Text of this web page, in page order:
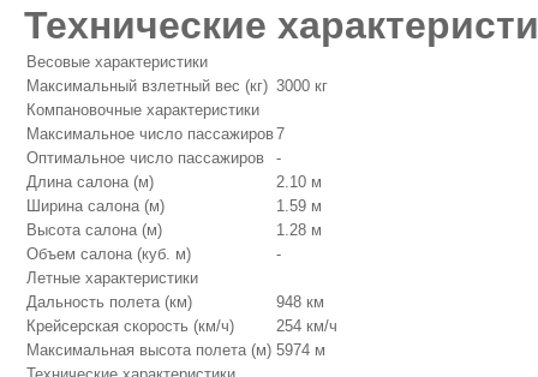
Технические
Весовые характеристики
Максимальный взлетный вес (кг) 3000 кг
Компановочные характеристики
Максимальное число пассажиров7
Оптимальное число пассажиров
-
Длина салона (м)
2.10 м
Ширина салона (м)
1.59 м
Высота салона (м)
1.28 м
Объем салона (куб. м)
-
Летные характеристики
Дальность полета (км)
948 км
Крейсерская скорость (км/ч)
254 км/ч
Максимальная высота полета (м) 5974 м